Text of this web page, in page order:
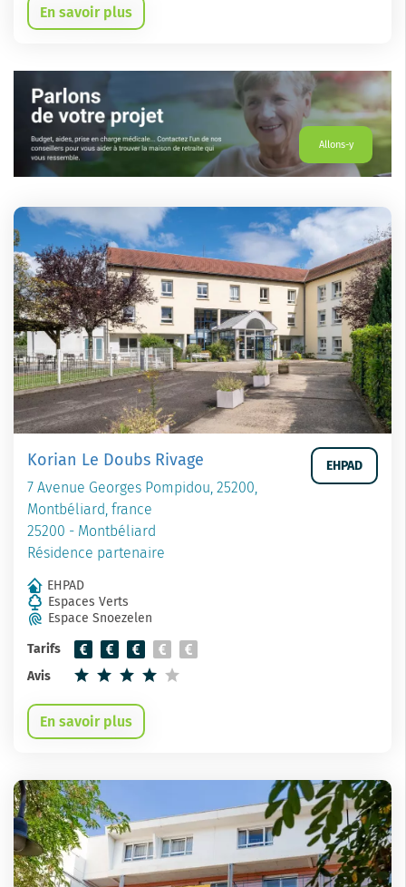
En savoir plus
Allons-y
Korian Le Doubs Rivage
7 Avenue Georges Pompidou, 25200,
Montbéliard, france
25200 - Montbéliard
Résidence partenaire
EHPAD
EHPAD
Espaces Verts
Espace Snoezelen
Tarifs
Avis
En savoir plus